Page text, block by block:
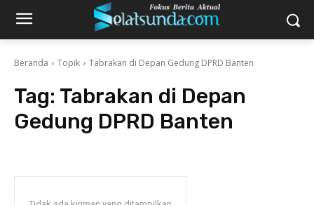
Beranda Topik Tabrakan di Depan Gedung DPRD Banten
Tag: Tabrakan di Depan
Gedung DPRD Banten